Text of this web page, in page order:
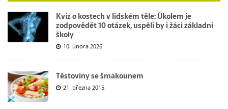
Kvíz o kostech v lidském těle: Úkolem je
zodpovědět 10 otázek, uspěli by i žáci základní
školy
10. února 2026
Těstoviny se šmakounem
21. března 2015